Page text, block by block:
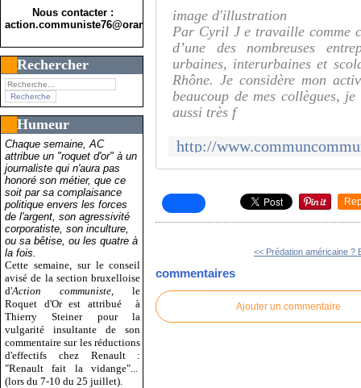
Nous contacter :
action.communiste76@orange.fr>
Rechercher
Humeur
Chaque semaine, AC
attribue un "roquet d'or" à un
journaliste qui n'aura pas
honoré son métier, que ce
soit par sa complaisance
politique envers les forces
de l'argent, son agressivité
corporatiste, son inculture,
ou sa bêtise, ou les quatre à
la fois.
Cette semaine, sur le conseil
avisé de la section bruxelloise
d'Action communiste , le
Roquet d'Or est attribué
à
Thierry Steiner pour la
vulgarité insultante de son
commentaire sur les réductions
d'effectifs chez Renault :
"Renault fait la vidange"...
(lors du 7-10 du 25 juillet).
image d'illustration
Par Cyril J e travaille comme
d’une des nombreuses
urbaines, interurbaines et
Rhône. Je considère mon
beaucoup de mes collègues,
aussi très f
<< Prédation américaine ?
commentaires
Ajouter un commentaire